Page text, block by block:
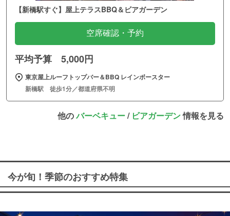
【新橋駅すぐ】屋上テラスBBQ＆ビアガーデン
空席確認・予約
平均予算 5,000円
東京屋上ルーフトップバー＆BBQ レインボースター
新橋駅 徒歩1分／都道府県不明
他のバーベキュー/ ビアガーデン情報を見る
今が旬！季節のおすすめ特集